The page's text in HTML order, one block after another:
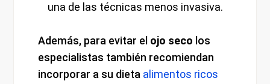
una de las técnicas menos invasiva.
Además, para evitar el ojo seco los
especialistas también recomiendan
incorporar a su dieta alimentos ricos